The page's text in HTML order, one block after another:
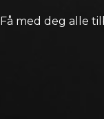
Få med deg alle